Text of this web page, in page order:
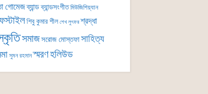
গোমেজব্যান্ডব্যান্ডসংগীত মিউজিশিয়্যান
শিবু কুমার শীল শেখ লুৎফর শ্রদ্ধা
সমাজসরোজ মোস্তফাসাহিত্য
সুমন রহমান স্মরণহলিউড